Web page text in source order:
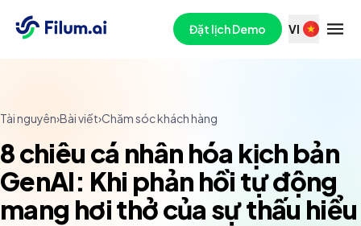
Đặt lịch Demo VI
Tài nguyên›Bài viết›Chăm sóc khách hàng
8 chiêu cá nhân hóa kịch bản
GenAI: Khi phản hồi tự động
mang hơi thở của sự thấu hiểu